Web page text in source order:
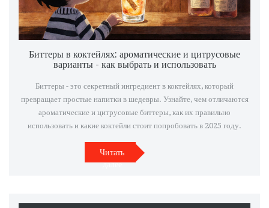
Биттеры в коктейлях: ароматические и цитрусовые
варианты - как выбрать и использовать
Биттеры - это секретный ингредиент в коктейлях, который
превращает простые напитки в шедевры. Узнайте, чем отличаются
ароматические и цитрусовые биттеры, как их правильно
использовать и какие коктейли стоит попробовать в 2025 году.
Читать
далее